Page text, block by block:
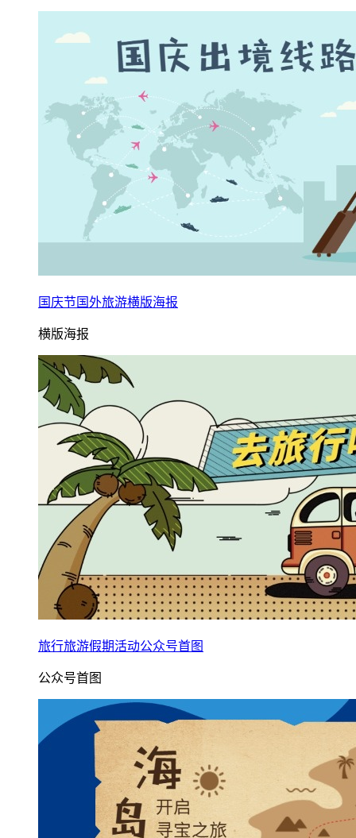
国庆节国外旅游横版海报
横版海报
旅行旅游假期活动公众号首图
公众号首图